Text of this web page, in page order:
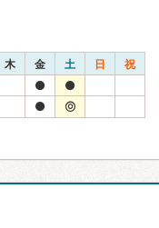
木 金 土 日 祝